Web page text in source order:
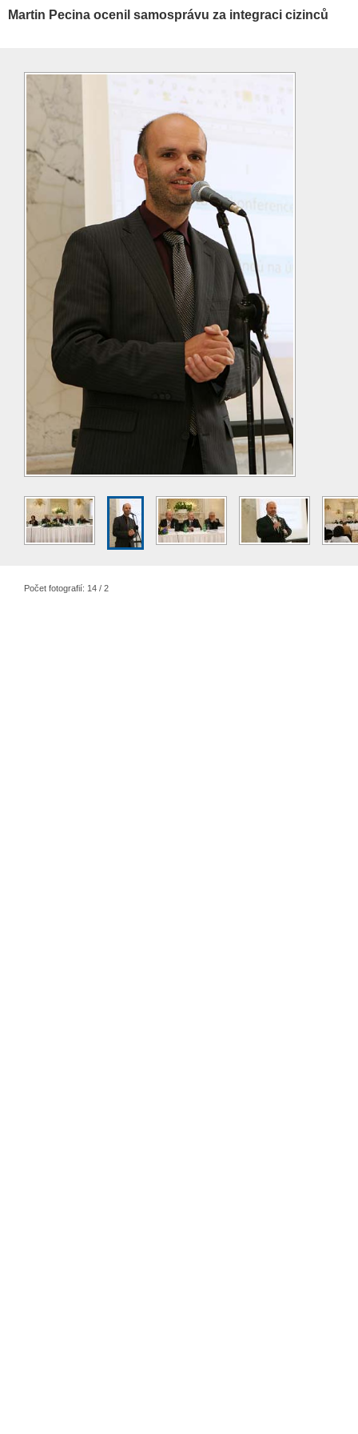
Martin Pecina ocenil samosprávu za integraci cizinců
Počet fotografií: 14 / 2